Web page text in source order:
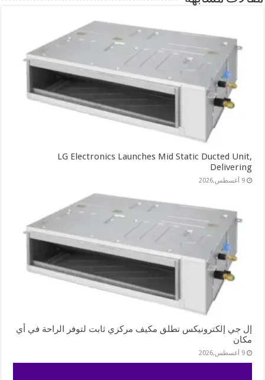
LG Electronics Launches Mid Static Ducted Unit,
Delivering
9 أغسطس,2026
إل جي إلكترونيكس تطلق مكيف مركزي ثابت لتوفر الراحة في أي
مكان
9 أغسطس,2026